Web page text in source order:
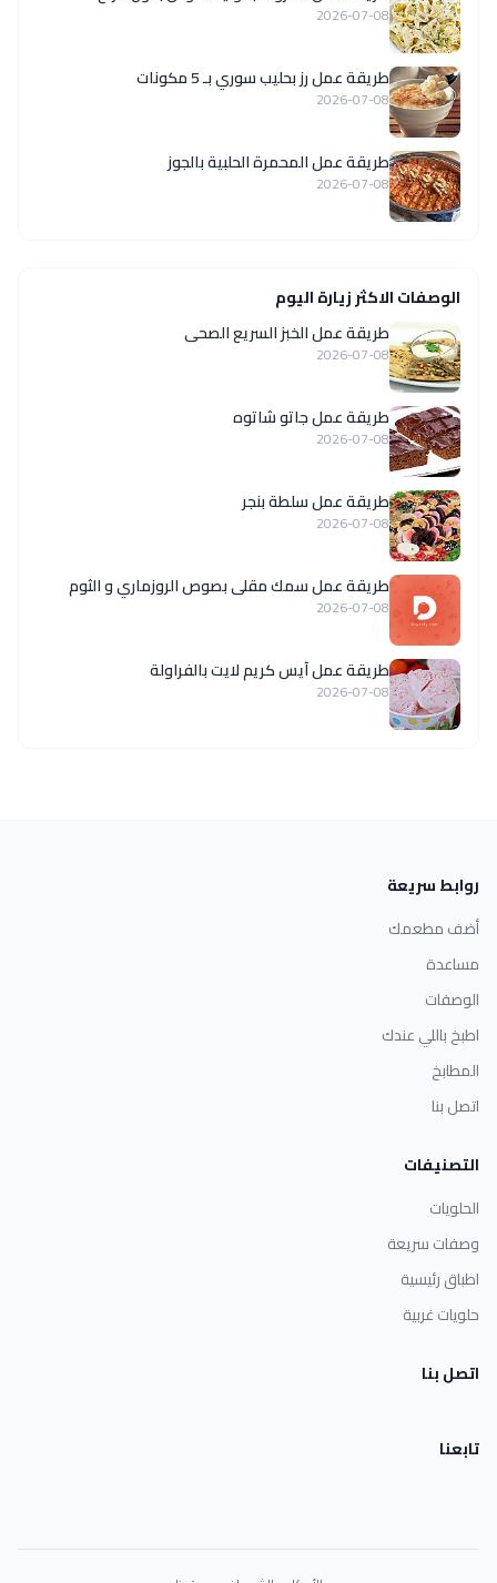
2026-07-08
طريقة عمل رز بحليب سوري بـ 5 مكونات
2026-07-08
طريقة عمل المحمرة الحلبية بالجوز
2026-07-08
الوصفات الاكثر زيارة اليوم
طريقة عمل الخبز السريع الصحى
2026-07-08
طريقة عمل جاتو شاتوه
2026-07-08
طريقة عمل سلطة بنجر
2026-07-08
طريقة عمل سمك مقلى بصوص الروزماري و الثوم
2026-07-08
طريقة عمل آيس كريم لايت بالفراولة
2026-07-08
روابط سريعة
أضف مطعمك
مساعدة
الوصفات
اطبخ باللي عندك
المطابخ
اتصل بنا
التصنيفات
الحلويات
وصفات سريعة
اطباق رئيسية
حلويات غربية
اتصل بنا
تابعنا